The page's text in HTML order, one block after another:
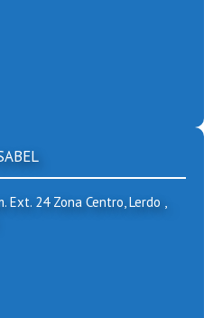
Ext. 24 Zona Centro, Lerdo ,